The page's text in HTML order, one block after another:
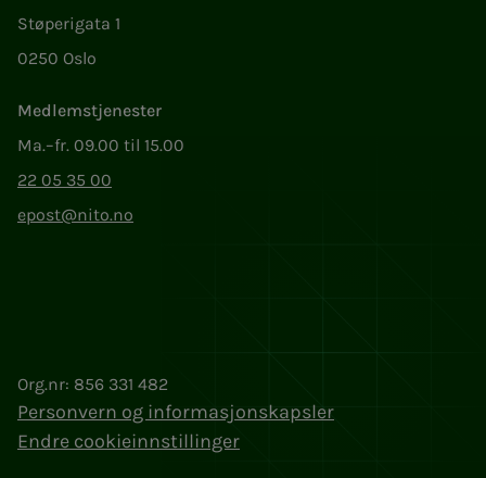
Støperigata 1
0250 Oslo
Medlemstjenester
Ma.–fr. 09.00 til 15.00
22 05 35 00
epost@nito.no
Org.nr: 856 331 482
Personvern og informasjonskapsler
Endre cookieinnstillinger